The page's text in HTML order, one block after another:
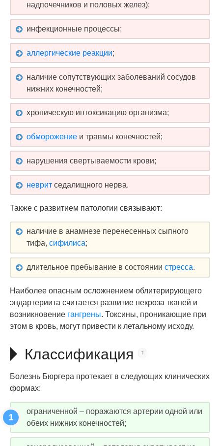
надпочечников и половых желез);
инфекционные процессы;
аллергические реакции;
наличие сопутствующих заболеваний сосудов
нижних конечностей;
хроническую интоксикацию организма;
обморожение и травмы конечностей;
нарушения свертываемости крови;
неврит седалищного нерва.
Также с развитием патологии связывают:
наличие в анамнезе перенесенных сыпного
тифа, сифилиса;
длительное пребывание в состоянии стресса.
Наиболее опасным осложнением облитерирующего
эндартериита считается развитие некроза тканей и
возникновение гангрены. Токсины, проникающие при
этом в кровь, могут привести к летальному исходу.
Классификация
Болезнь Бюргера протекает в следующих клинических
формах:
ограниченной – поражаются артерии одной или
обеих нижних конечностей;